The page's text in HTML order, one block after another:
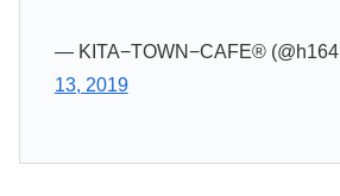
— KITA−TOWN−CAFE®
13, 2019